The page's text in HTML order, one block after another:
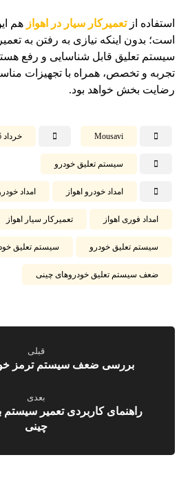
استفاده ازتعمیرکار سیار در اهواز هم
است؛ بدون اینکه نیازی به رفتن به
سیستم تعلیق قابل شناسایی و رفع
تجربه و تخصص، همراه با تجهیزات
رضایت‌ بخش خواهد بود.
Mousavi خرداد 16, 1404
سیستم تعلیق خودرو
امداد خودرو اهواز امداد
امداد فوری اهواز تعمیرکار سیار اهواز
سیستم تعلیق خودرو سیستم تعلیق
ضعف سیستم تعلیق خودروهای چینی
قبلی
بررسی ضعف سیستم ترمز
بعدی
راهنمای کاربردی تعمیر
چینی